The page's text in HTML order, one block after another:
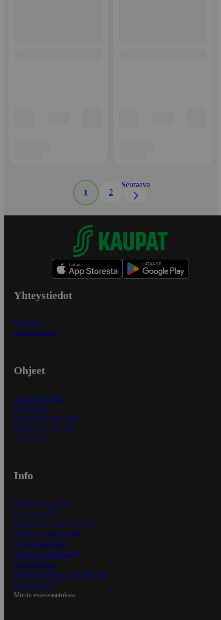
1 2
Seuraava
Yhteystiedot
Myymälät
Asiakaspalvelu
Ohjeet
Ensitilaajan ohjeet
Näin maksat
Näin tilaat ja muokkaat
Kaikki ohjeet ja vinkit
In English
Info
S-Business yrityksille
Oiva-raportit
Osuuskauppojen yhteystiedot
Tilaus- ja toimitusehdot
Tietosuojakäytäntö
Palvelun käyttöehdot
Saavutettavuus
Mobiilisovelluksen saavutettavuus
Mainostajalle
Muuta evästeasetuksia